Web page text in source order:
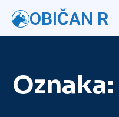
OBIČAN R
Oznaka: